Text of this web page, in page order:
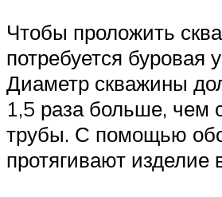
Чтобы проложить
потребуется буровая
Диаметр скважины
1,5 раза больше, чем
трубы. С помощью
протягивают изделие